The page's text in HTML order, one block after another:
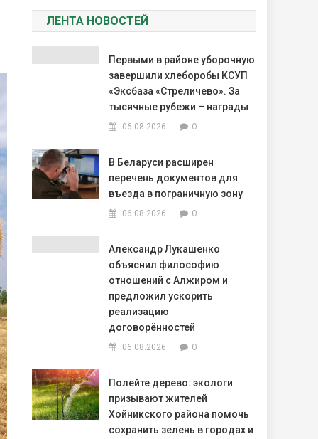
ЛЕНТА НОВОСТЕЙ
Первыми в районе уборочную
завершили хлеборобы КСУП
«Эксбаза «Стреличево». За
тысячные рубежи – награды
06.08.2026 0
В Беларуси расширен
перечень документов для
въезда в пограничную зону
06.08.2026 0
Александр Лукашенко
объяснил философию
отношений с Алжиром и
предложил ускорить
реализацию
договорённостей
06.08.2026 0
Полейте дерево: экологи
призывают жителей
Хойникского района помочь
сохранить зелень в городах и